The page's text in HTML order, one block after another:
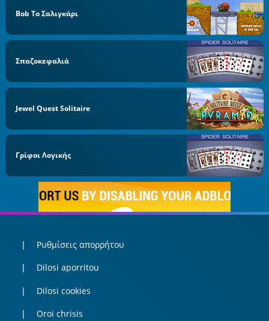
Bob Το Σαλιγκάρι
Σπαζοκεφαλιά
Jewel Quest Solitaire
Γρίφοι Λογικής
Ρυθμίσεις απορρήτου
Dilosi aporritou
Dilosi cookies
Oroi chrisis